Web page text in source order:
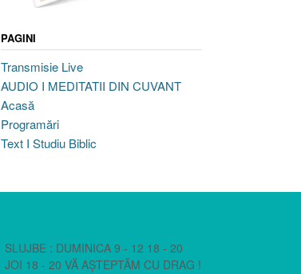
PAGINI
Transmisie Live
AUDIO I MEDITATII DIN CUVANT
Acasă
Programări
Text I Studiu Biblic
SLUJBE : DUMINICA 9 - 12 18 - 20
JOI 18 - 20 VĂ AȘTEPTĂM CU DRAG !